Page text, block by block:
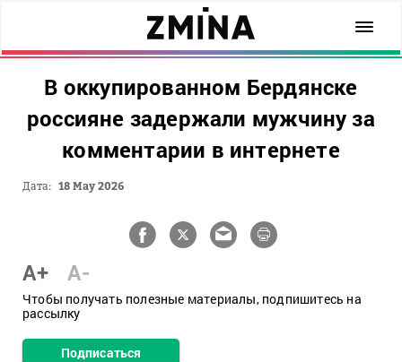
В оккупированном Бердянске
россияне задержали мужчину за
комментарии в интернете
Дата: 18 May 2026
A+ A-
Чтобы получать полезные материалы, подпишитесь на
рассылку
Подписаться